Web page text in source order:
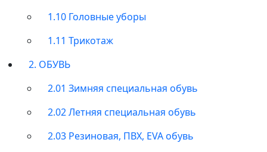
1.10 Головные уборы
1.11 Трикотаж
2. ОБУВЬ
2.01 Зимняя специальная обувь
2.02 Летняя специальная обувь
2.03 Резиновая, ПВХ, EVA обувь